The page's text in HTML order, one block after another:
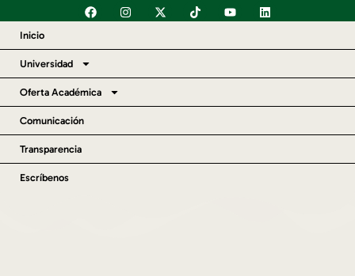
Inicio
Universidad
Oferta Académica
Comunicación
Transparencia
Escríbenos